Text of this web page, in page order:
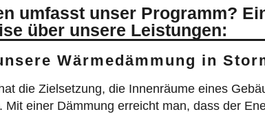
über unsere Leistungen:
Wärmedämmung in
die Zielsetzung, die Innenräume eines
Mit einer Dämmung erreicht man, dass der
einer gut funktionierenden Dämmung